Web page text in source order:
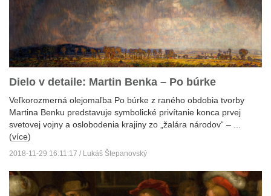
Dielo v detaile: Martin Benka – Po búrke
Veľkorozmerná olejomaľba Po búrke z raného obdobia tvorby
Martina Benku predstavuje symbolické privítanie konca prvej
svetovej vojny a oslobodenia krajiny zo „žalára národov“ – ...
(více)
2018-11-29 16:11:17 / Lukáš Štepanovský